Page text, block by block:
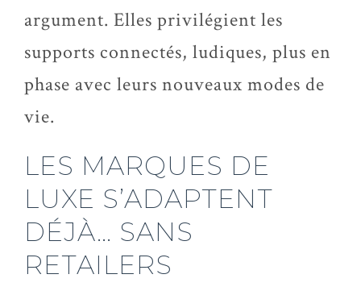
argument. Elles privilégient les
supports connectés, ludiques, plus en
phase avec leurs nouveaux modes de
vie.
LES MARQUES DE
LUXE S’ADAPTENT
DÉJÀ… SANS
RETAILERS